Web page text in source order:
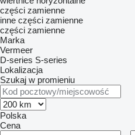
części zamienne
inne części zamienne
części zamienne
Marka
Vermeer
D-series S-series
Lokalizacja
Szukaj w promieniu
Polska
Cena